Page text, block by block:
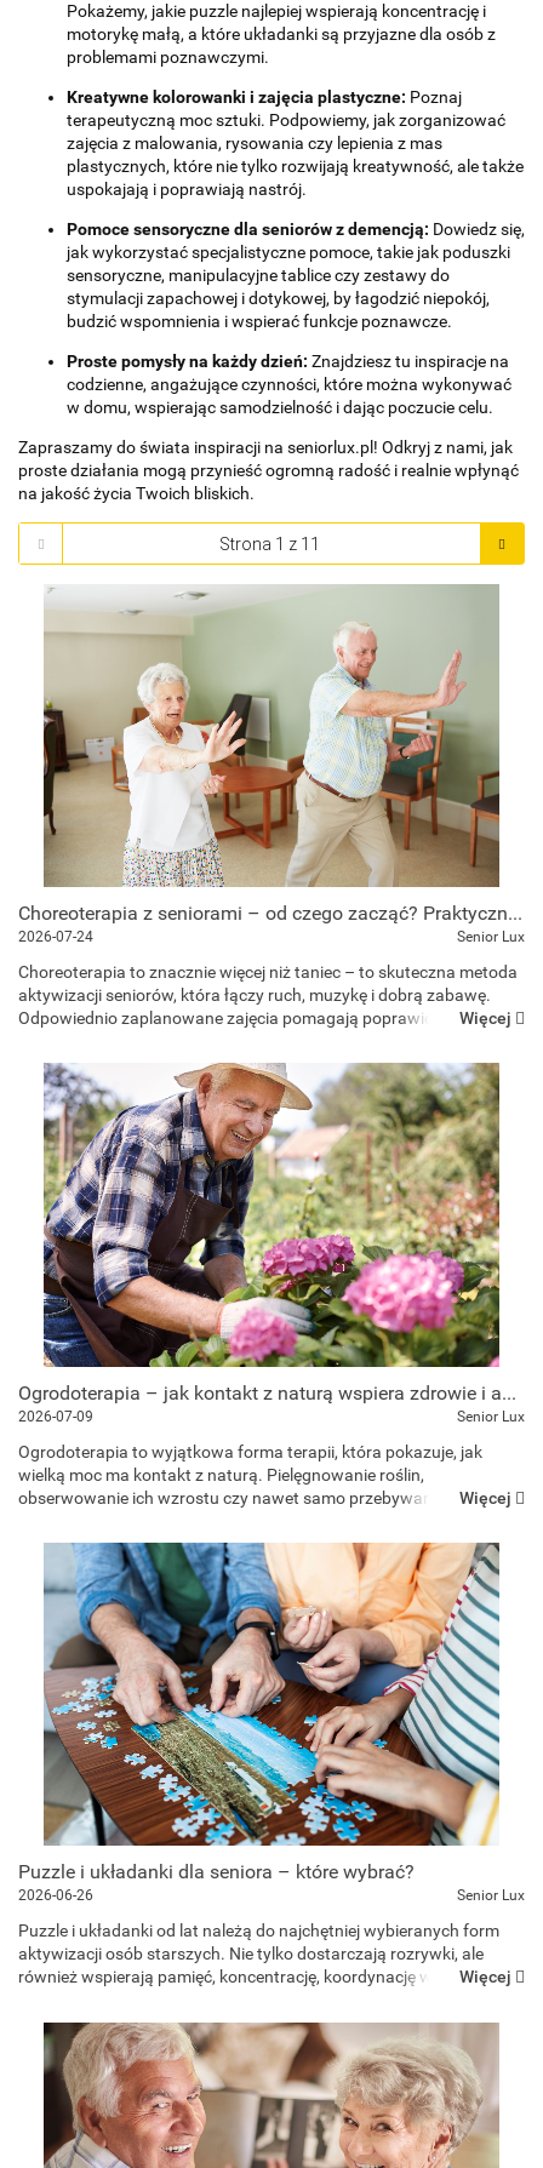
Pokażemy, jakie puzzle najlepiej wspierają koncentrację i
motorykę małą, a które układanki są przyjazne dla osób z
problemami poznawczymi.
Kreatywne kolorowanki i zajęcia plastyczne: Poznaj
terapeutyczną moc sztuki. Podpowiemy, jak zorganizować
zajęcia z malowania, rysowania czy lepienia z mas
plastycznych, które nie tylko rozwijają kreatywność, ale także
uspokajają i poprawiają nastrój.
Pomoce sensoryczne dla seniorów z demencją: Dowiedz się,
jak wykorzystać specjalistyczne pomoce, takie jak poduszki
sensoryczne, manipulacyjne tablice czy zestawy do
stymulacji zapachowej i dotykowej, by łagodzić niepokój,
budzić wspomnienia i wspierać funkcje poznawcze.
Proste pomysły na każdy dzień: Znajdziesz tu inspiracje na
codzienne, angażujące czynności, które można wykonywać
w domu, wspierając samodzielność i dając poczucie celu.
Zapraszamy do świata inspiracji na seniorlux.pl! Odkryj z nami, jak
proste działania mogą przynieść ogromną radość i realnie wpłynąć
na jakość życia Twoich bliskich.
Choreoterapia z seniorami – od czego zacząć? Praktyczny poradnik
2026-07-24 Senior Lux
Choreoterapia to znacznie więcej niż taniec – to skuteczna metoda
aktywizacji seniorów, która łączy ruch, muzykę i dobrą zabawę.
Odpowiednio zaplanowane zajęcia pomagają poprawić sprawność,
Więcej
Ogrodoterapia – jak kontakt z naturą wspiera zdrowie i aktywność seniorów?
2026-07-09 Senior Lux
Ogrodoterapia to wyjątkowa forma terapii, która pokazuje, jak
wielką moc ma kontakt z naturą. Pielęgnowanie roślin,
obserwowanie ich wzrostu czy nawet samo przebywanie wśród
aktywność...
Więcej
Puzzle i układanki dla seniora – które wybrać?
2026-06-26 Senior Lux
Puzzle i układanki od lat należą do najchętniej wybieranych form
aktywizacji osób starszych. Nie tylko dostarczają rozrywki, ale
również wspierają pamięć, koncentrację, koordynację wzrokowo-
Więcej